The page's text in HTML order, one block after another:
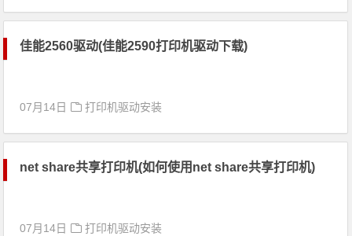
佳能2560驱动(佳能2590打印机驱动下载)
07月14日 打印机驱动安装
net share共享打印机(如何使用net share共享打印机)
07月14日 打印机驱动安装